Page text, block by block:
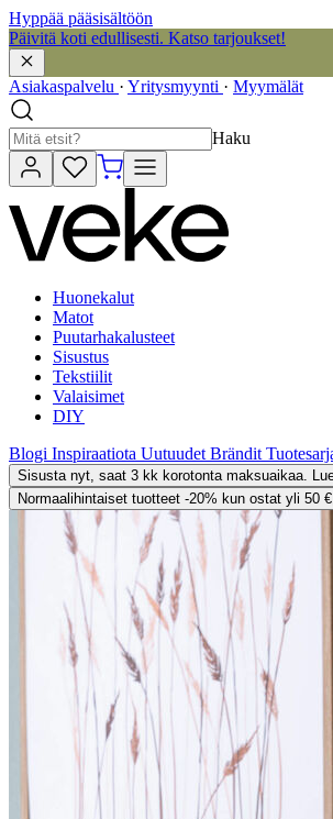
Hyppää pääsisältöön
Päivitä koti edullisesti. Katso tarjoukset!
Asiakaspalvelu · Yritysmyynti · Myymälät
Haku
Huonekalut
Matot
Puutarhakalusteet
Sisustus
Tekstiilit
Valaisimet
DIY
Blogi Inspiraatiota Uutuudet Brändit
Sisusta nyt, saat 3 kk korotonta maksuaikaa.
Normaalihintaiset tuotteet -20% kun ostat yli 50